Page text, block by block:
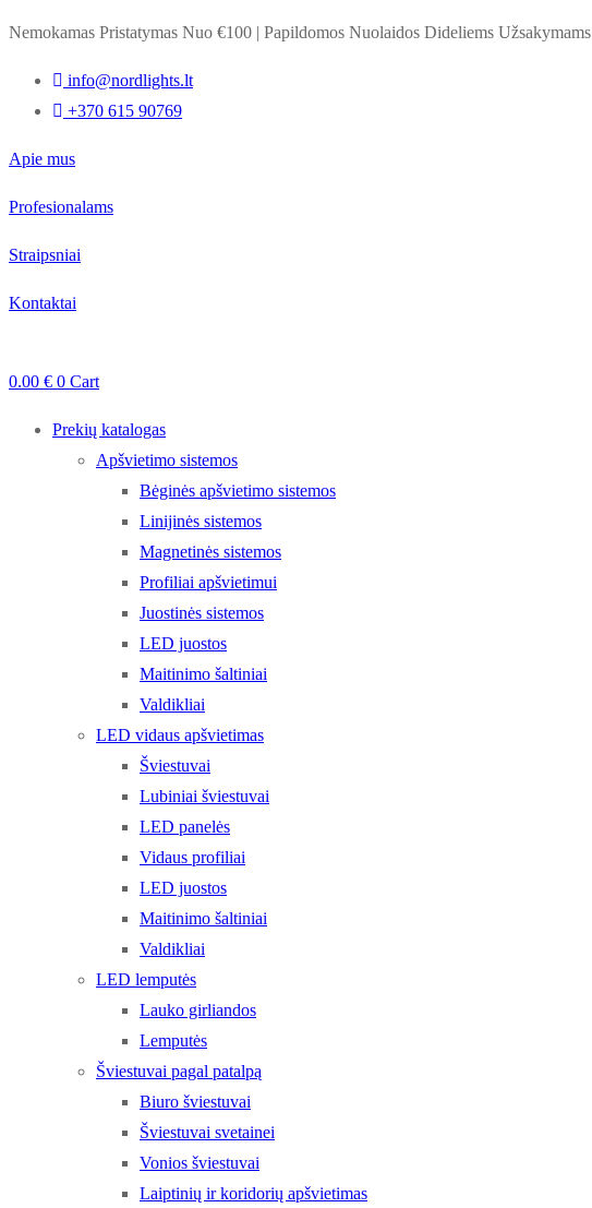
Nemokamas Pristatymas Nuo €100 | Papildomos Nuolaidos Dideliems Užsakymams
info@nordlights.lt
+370 615 90769
Apie mus
Profesionalams
Straipsniai
Kontaktai
0.00 € 0 Cart
Prekių katalogas
Apšvietimo sistemos
Bėginės apšvietimo sistemos
Linijinės sistemos
Magnetinės sistemos
Profiliai apšvietimui
Juostinės sistemos
LED juostos
Maitinimo šaltiniai
Valdikliai
LED vidaus apšvietimas
Šviestuvai
Lubiniai šviestuvai
LED panelės
Vidaus profiliai
LED juostos
Maitinimo šaltiniai
Valdikliai
LED lemputės
Lauko girliandos
Lemputės
Šviestuvai pagal patalpą
Biuro šviestuvai
Šviestuvai svetainei
Vonios šviestuvai
Laiptinių ir koridorių apšvietimas